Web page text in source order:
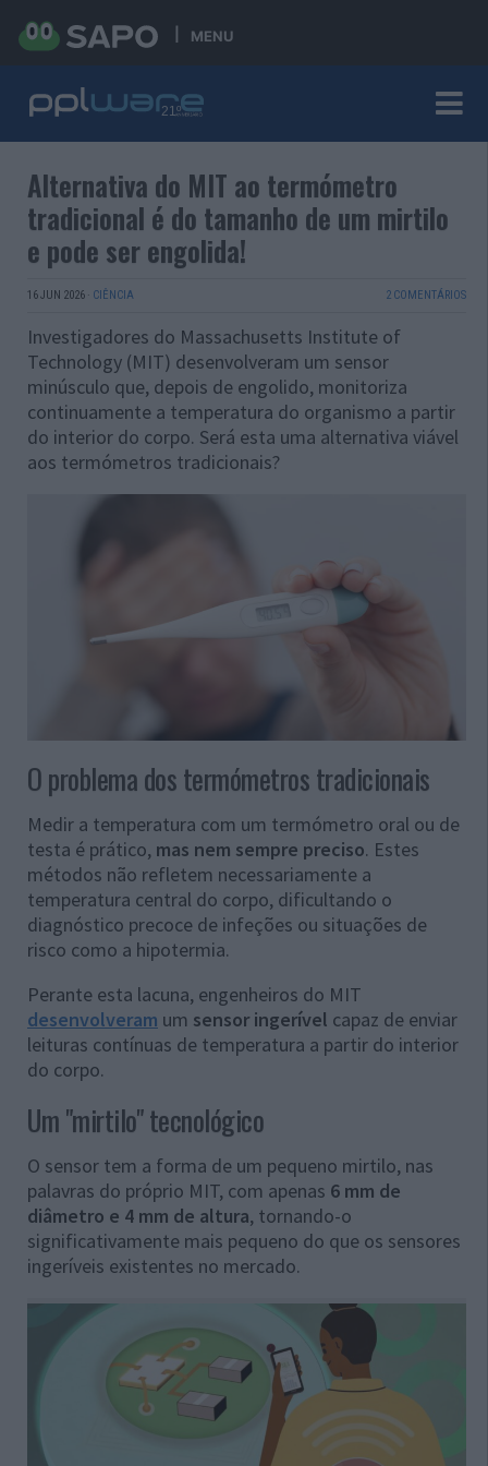
MENU
Alternativa do MIT ao termómetro
tradicional é do tamanho de um mirtilo
e pode ser engolida!
16 JUN 2026 · CIÊNCIA 2 COMENTÁRIOS
Investigadores do Massachusetts Institute of
Technology (MIT) desenvolveram um sensor
minúsculo que, depois de engolido, monitoriza
continuamente a temperatura do organismo a partir
do interior do corpo. Será esta uma alternativa viável
aos termómetros tradicionais?
O problema dos termómetros tradicionais
Medir a temperatura com um termómetro oral ou de
testa é prático, mas nem sempre preciso. Estes
métodos não refletem necessariamente a
temperatura central do corpo, dificultando o
diagnóstico precoce de infeções ou situações de
risco como a hipotermia.
Perante esta lacuna, engenheiros do MIT
desenvolveram um sensor ingerível capaz de enviar
leituras contínuas de temperatura a partir do interior
do corpo.
Um "mirtilo" tecnológico
O sensor tem a forma de um pequeno mirtilo, nas
palavras do próprio MIT, com apenas 6 mm de
diâmetro e 4 mm de altura, tornando-o
significativamente mais pequeno do que os sensores
ingeríveis existentes no mercado.